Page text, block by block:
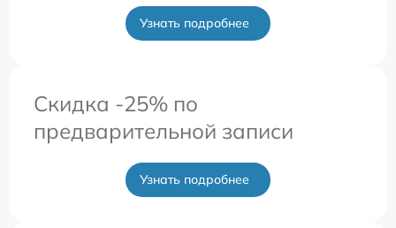
Узнать подробнее
Скидка -25% по
предварительной записи
Узнать подробнее